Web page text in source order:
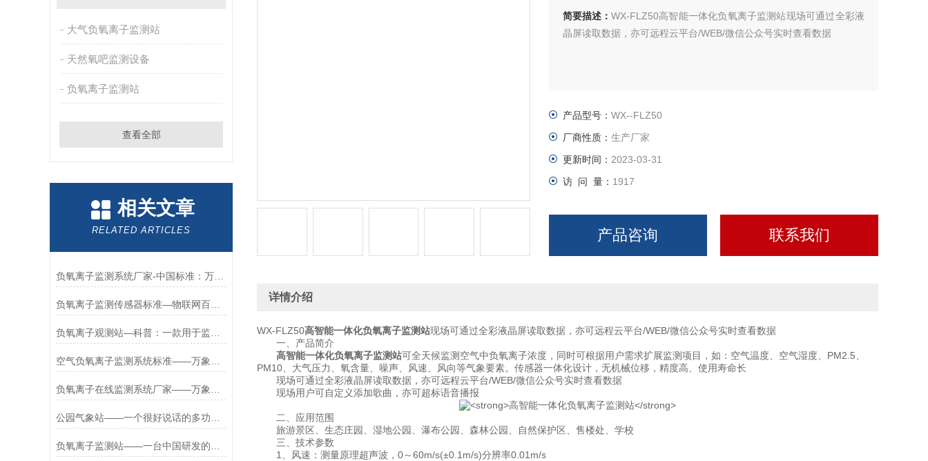
大气负氧离子监测站
天然氧吧监测设备
负氧离子监测站
查看全部
相关文章
RELATED ARTICLES
负氧离子监测系统厂家-中国标准：万象生产的大气负氧离子监测设备#
负氧离子监测传感器标准—物联网百科：一款用于数据监测的负氧离子设备#
简要描述： WX-FLZ50高智能一体化负氧离子监测站现场可通过全彩液
晶屏读取数据，亦可远程云平台/WEB/微信公众号实时查看数据
产品型号： WX--FLZ50
厂商性质： 生产厂家
更新时间： 2023-03-31
访 问 量： 1917
产品咨询 联系我们
详情介绍
WX-FLZ50高智能一体化负氧离子监测站现场可通过全彩液晶屏读取数据，亦可远程云平台/WEB/微信公众号实时查看数据
一、产品简介
高智能一体化负氧离子监测站可全天候监测空气中负氧离子浓度，同时可根据用户需求扩展监测项目，如：空气温度、空气湿度、PM2.5、
PM10、大气压力、氧含量、噪声、风速、风向等气象要素。传感器一体化设计，无机械位移，精度高、使用寿命长
现场可通过全彩液晶屏读取数据，亦可远程云平台/WEB/微信公众号实时查看数据
现场用户可自定义添加歌曲，亦可超标语音播报
二、应用范围
旅游景区、生态庄园、湿地公园、瀑布公园、森林公园、自然保护区、售楼处、学校
三、技术参数
1、风速：测量原理超声波，0～60m/s(±0.1m/s)分辨率0.01m/s